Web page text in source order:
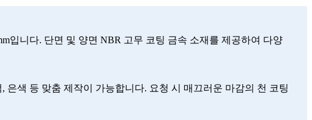
입니다. 단면 및 양면 NBR 고무 코팅 금속 소재를 제공하여 다양
색 등 맞춤 제작이 가능합니다. 요청 시 매끄러운 마감의 천 코팅